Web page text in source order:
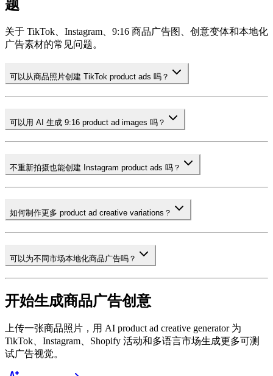
题
关于 TikTok、Instagram、9:16 商品广告图、创意变体和本地化
广告素材的常见问题。
可以从商品照片创建 TikTok product ads 吗？
可以用 AI 生成 9:16 product ad images 吗？
不重新拍摄也能创建 Instagram product ads 吗？
如何制作更多 product ad creative variations？
可以为不同市场本地化商品广告吗？
开始生成商品广告创意
上传一张商品照片，用 AI product ad creative generator 为
TikTok、Instagram、Shopify 活动和多语言市场生成更多可测
试广告视觉。